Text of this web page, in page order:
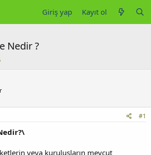
Giriş yap Kayıt ol
Nedir ?
#1
veya kuruluşların mevcut